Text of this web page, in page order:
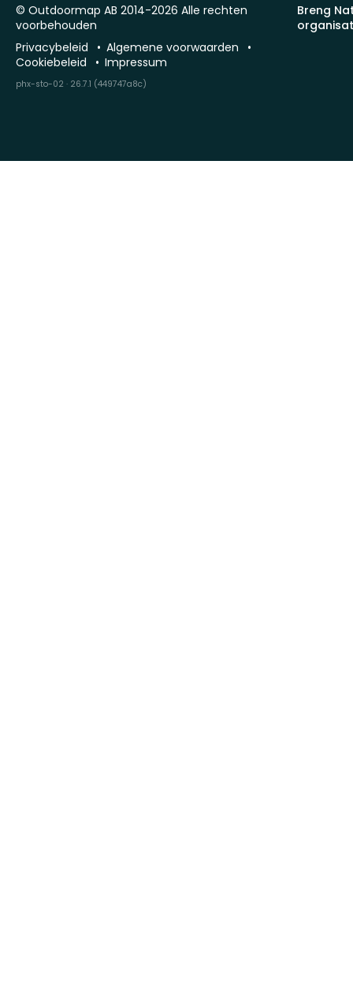
Breng
© Outdoormap AB 2014-2026 Alle rechten
voorbehouden
Privacybeleid
Algemene voorwaarden
Cookiebeleid
Impressum
phx-sto-02 · 26.7.1 (449747a8c)